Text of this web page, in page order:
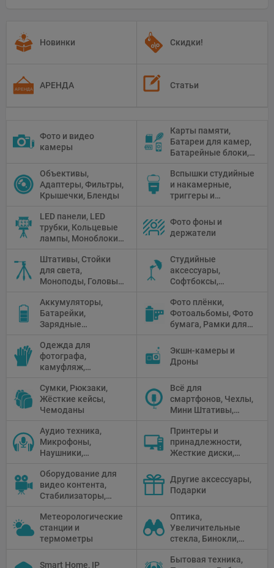
Новинки Скидки!
АРЕНДА Статьи
Фото и видео
камеры
Карты памяти,
Батареи для камер,
Батарейные блоки,
Объективы,
Адаптеры, Фильтры,
Крышечки, Бленды
Вспышки студийные
и накамерные,
триггеры и
LED панели, LED
трубки, Кольцевые
лампы, Моноблоки,
Флуоресцентное и
галогенное
освещение
Фото фоны и
держатели
Штативы, Стойки
для света,
Моноподы, Головы
Студийные
аксессуары,
Софтбоксы,
Рефлекторы,
Отражатели,
Предметные
Аккумуляторы,
Батарейки,
Зарядные
питания, Солнечные
панели
Фото плёнки,
Фотоальбомы, Фото
бумага, Рамки для
камеры
Одежда для
фотографа,
камуфляж,
Экшн-камеры и
Дроны
Сумки, Рюкзаки,
Жёсткие кейсы,
Чемоданы
Всё для
смартфонов, Чехлы,
Мини Штативы,
Аудио техника,
Микрофоны,
Наушники,
микшеры, Кабели и
адаптеры
Принтеры и
принадлежности,
Жесткие диски,
Проекторы,
Графические
Планшеты, Бумага
Оборудование для
видео контента,
Стабилизаторы,
Мониторы,
Профессиональное
видео
Другие аксессуары,
Подарки
Метеорологические
станции и
термометры
Оптика,
Увеличительные
стекла, Бинокли,
Телескопы,
Smart Home, IP
Бытовая техника,